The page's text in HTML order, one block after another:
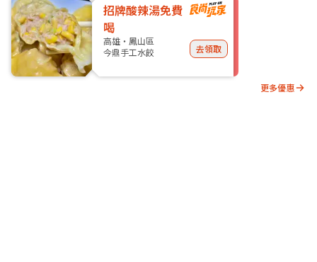
招牌酸辣湯免費
喝
高雄・鳳山區
今鼎手工水餃
去領取
更多優惠